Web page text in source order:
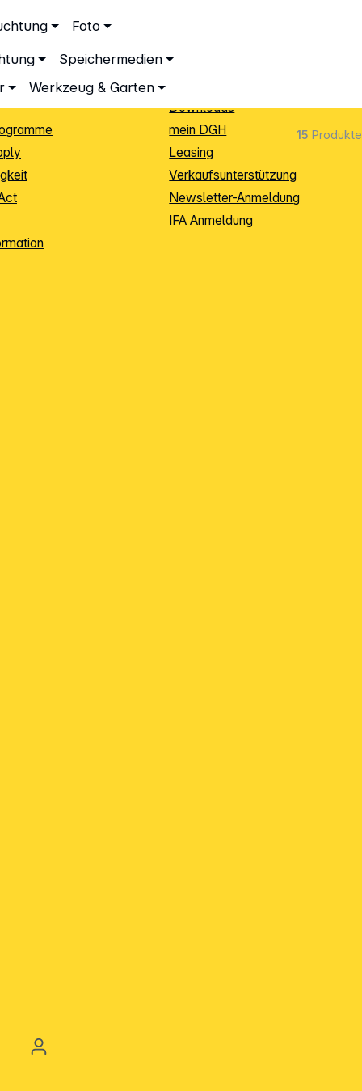
Foto
Speichermedien
Werkzeug & Garten
15 Produkte
Sendungsverfolgung
Downloads
mein DGH
Leasing
Verkaufsunterstützung
Newsletter-Anmeldung
IFA Anmeldung